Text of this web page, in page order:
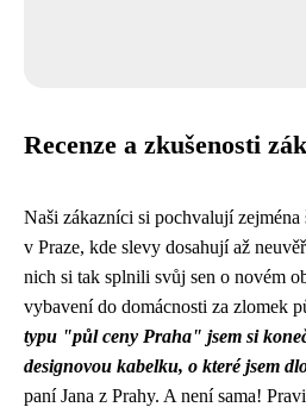
Recenze a zkušenosti
Naši zákazníci si pochvalují
v Praze, kde slevy dosahují až
nich si tak splnili svůj sen o novém
vybavení do domácnosti za zlomek
typu "půl ceny Praha" jsem si
designovou kabelku, o které jsem
paní Jana z Prahy. A není sama!